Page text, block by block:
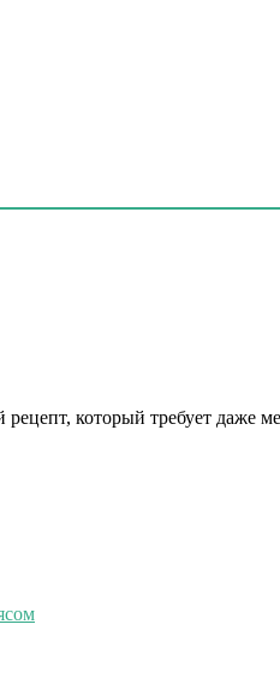
который требует даже